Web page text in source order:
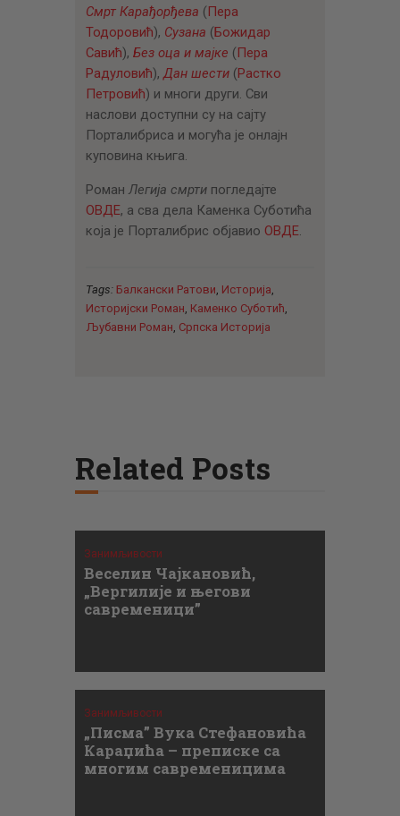
Смрт Карађорђева (Пера
Тодоровић), Сузана (Божидар
Савић), Без оца и мајке (Пера
Радуловић),Дан шести(Растко
Петровић) и многи други. Сви
наслови доступни су на сајту
Порталибриса и могућа је онлајн
куповина књига.
Роман Легија смртипогледајте
ОВДЕ, а сва дела Каменка Суботића
која је Порталибрис објавио ОВДЕ.
Tags: Балкански Ратови Историја
Историјски Роман Каменко Суботић
Љубавни Роман Српска Историја
Related Posts
Занимљивости
Веселин Чајкановић,
„Вергилије и његови
савременици”
Занимљивости
„Писма” Вука Стефановића
Караџића – преписке са
многим савременицима